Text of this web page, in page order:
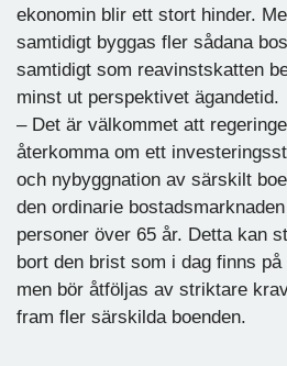
ekonomin blir ett stort hinder.
samtidigt byggas fler sådana
samtidigt som reavinstskatten
minst ut perspektivet ägandetid.
– Det är välkommet att
återkomma om ett
och nybyggnation av särskilt
den ordinarie
personer över 65 år. Detta kan
bort den brist som i dag finns
men bör åtföljas av striktare
fram fler särskilda boenden.